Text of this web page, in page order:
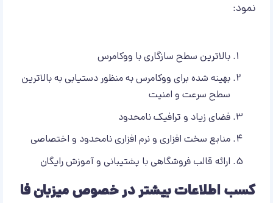
نمود:
بالاترین سطح سازگاری با ووکامرس
بهینه شده برای ووکامرس به منظور دستیابی به بالاترین
سطح سرعت و امنیت
فضای زیاد و ترافیک نامحدود
منابع سخت افزاری و نرم افزاری نامحدود و اختصاصی
ارائه قالب فروشگاهی با پشتیبانی و آموزش رایگان
کسب اطلاعات بیشتر در خصوص میزبان فا